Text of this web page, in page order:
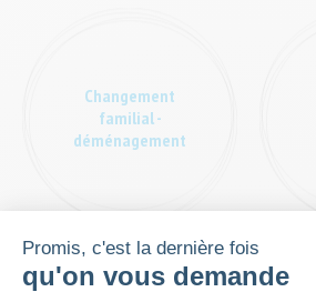
Promis, c'est la dernière fois
qu'on vous demande
Changement
familial -
déménagement